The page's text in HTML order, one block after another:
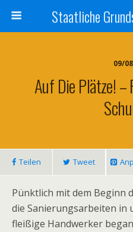
Staatliche
09/
Auf Die Plätze!
Teilen Tweet
Pünktlich mit dem Beginn
die Sanierungsarbeiten in
fleißige Handwerker